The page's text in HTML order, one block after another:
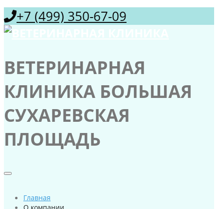
+7 (499) 350-67-09
ВЕТЕРИНАРНАЯ
КЛИНИКА БОЛЬШАЯ
СУХАРЕВСКАЯ
ПЛОЩАДЬ
Главная